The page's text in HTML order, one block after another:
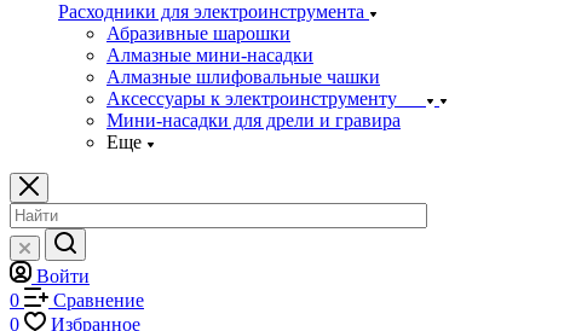
Расходники для электроинструмента
Абразивные шарошки
Алмазные мини-насадки
Алмазные шлифовальные чашки
Аксессуары к электроинструменту
Мини-насадки для дрели и гравира
Еще
Войти
0
Сравнение
0
Избранное